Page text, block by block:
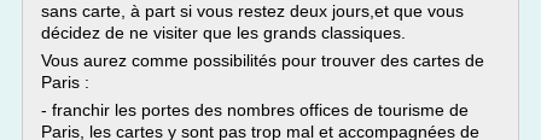
sans carte, à part si vous restez deux jours,et que vous
décidez de ne visiter que les grands classiques.
Vous aurez comme possibilités pour trouver des cartes de
Paris :
- franchir les portes des nombres offices de tourisme de
Paris, les cartes y sont pas trop mal et accompagnées de